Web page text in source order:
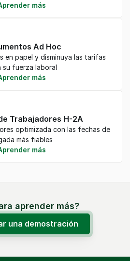
más
Ad Hoc
en papel y disminuya las tarifas
su fuerza laboral
más
Trabajadores H-2A
optimizada con las fechas de
más fiables
más
aprender más?
una demostración